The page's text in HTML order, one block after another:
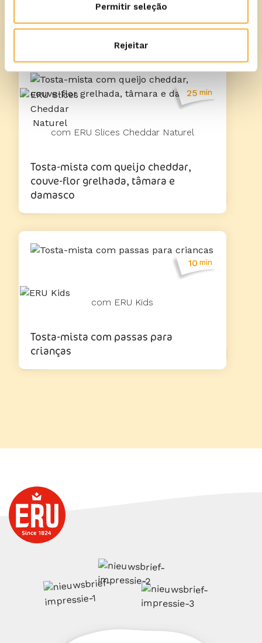
Permitir seleção
Rejeitar
Hamburguer de queijo, toucinho
fumado, malagueta, tomate e alface
25 min
com ERU Slices Cheddar Naturel
Tosta-mista com queijo cheddar,
couve-flor grelhada, tâmara e
damasco
10 min
com ERU Kids
Tosta-mista com passas para
crianças